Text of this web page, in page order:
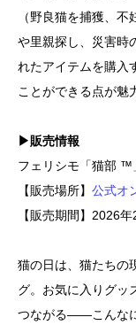
（野良猫を捕獲、
や里親探し、災害時
れたアイテムを購入
ことができる点が魅
▶販売情報
フェリシモ「猫部
【販売場所】 公式オ
【販売期間】2026
猫の日は、猫たちの
グ。お気に入りグッ
つながる――こんな